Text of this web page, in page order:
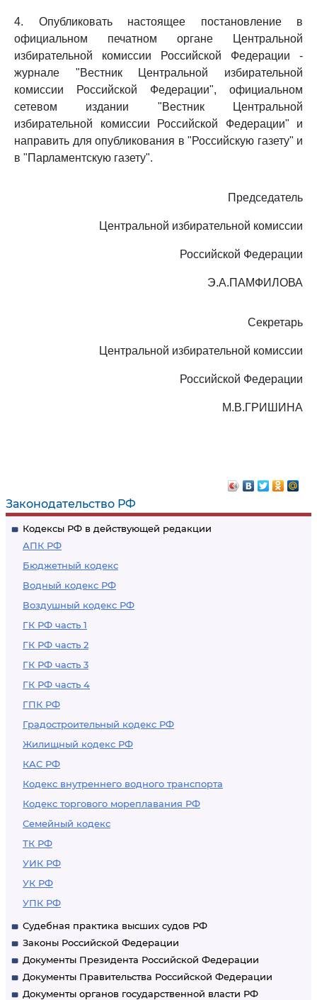
Законодательство РФ
Кодексы РФ в действующей редакции
АПК РФ
Бюджетный кодекс
Водный кодекс РФ
Воздушный кодекс РФ
ГК РФ часть 1
ГК РФ часть 2
ГК РФ часть 3
ГК РФ часть 4
ГПК РФ
Градостроительный кодекс РФ
Жилищный кодекс РФ
КАС РФ
Кодекс внутреннего водного транспорта
Кодекс торгового мореплавания РФ
Семейный кодекс
ТК РФ
УИК РФ
УК РФ
УПК РФ
Судебная практика высших судов РФ
Законы Российской Федерации
Документы Президента Российской Федерации
Документы Правительства Российской Федерации
Документы органов государственной власти РФ
4. Опубликовать настоящее постановление в
официальном печатном органе Центральной
избирательной комиссии Российской Федерации -
журнале "Вестник Центральной избирательной
комиссии Российской Федерации", официальном
сетевом издании "Вестник Центральной
избирательной комиссии Российской Федерации" и
направить для опубликования в "Российскую газету" и
в "Парламентскую газету".
Председатель
Центральной избирательной комиссии
Российской Федерации
Э.А.ПАМФИЛОВА
Секретарь
Центральной избирательной комиссии
Российской Федерации
М.В.ГРИШИНА